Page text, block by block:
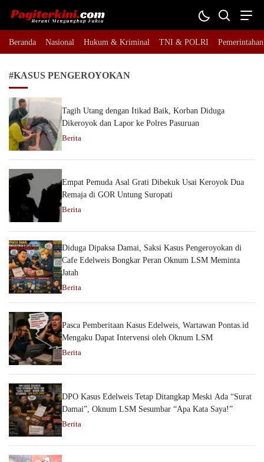
Pagiterkini.com
Berani Mengungkap Fakta
Beranda Nasional Hukum & Kriminal TNI & POLRI Pemerintahan
#KASUS PENGEROYOKAN
Tagih Utang dengan Itikad Baik, Korban Diduga
Dikeroyok dan Lapor ke Polres Pasuruan
Berita
Empat Pemuda Asal Grati Dibekuk Usai Keroyok Dua
Remaja di GOR Untung Suropati
Berita
Diduga Dipaksa Damai, Saksi Kasus Pengeroyokan di
Cafe Edelweis Bongkar Peran Oknum LSM Meminta
Jatah
Berita
Pasca Pemberitaan Kasus Edelweis, Wartawan Pontas.id
Mengaku Dapat Intervensi oleh Oknum LSM
Berita
DPO Kasus Edelweis Tetap Ditangkap Meski Ada “Surat
Damai”, Oknum LSM Sesumbar “Apa Kata Saya!”
Berita